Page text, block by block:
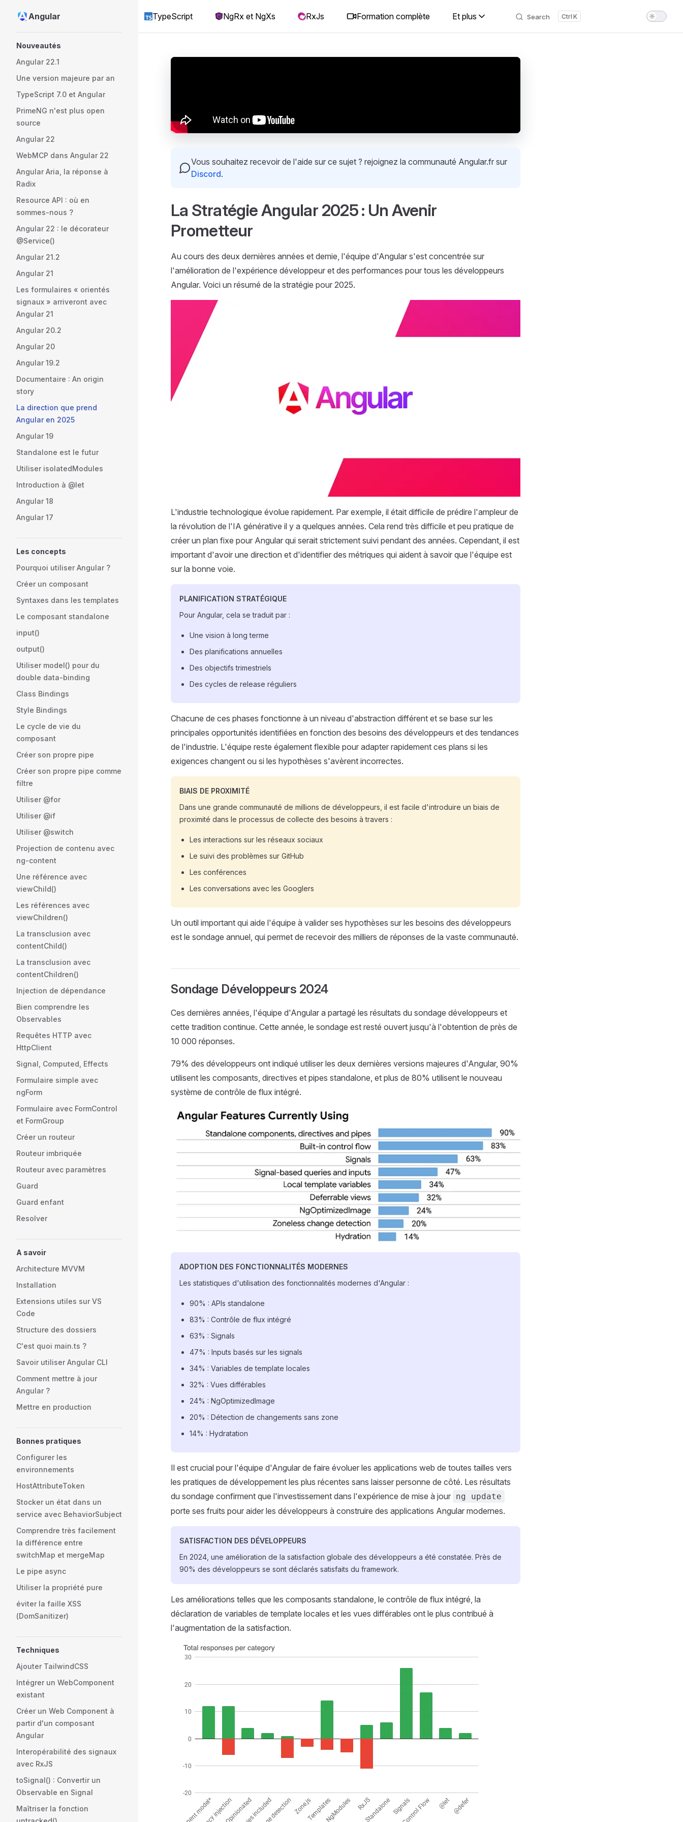
Skip to content
Angular TypeScript NgRx et NgXs RxJs Formation complète Et plus Search K
Nouveautés
Angular 22.1
Une version majeure par an
TypeScript 7.0 et Angular
PrimeNG n'est plus open
source
Angular 22
WebMCP dans Angular 22
Angular Aria, la réponse à
Radix
Resource API : où en
sommes-nous ?
Angular 22 : le décorateur
@Service()
Angular 21.2
Angular 21
Les formulaires « orientés
signaux » arriveront avec
Angular 21
Angular 20.2
Angular 20
Angular 19.2
Documentaire : An origin
story
La direction que prend
Angular en 2025
Angular 19
Standalone est le futur
Utiliser isolatedModules
Introduction à @let
Angular 18
Angular 17
Les concepts
Pourquoi utiliser Angular ?
Créer un composant
Syntaxes dans les templates
Le composant standalone
input()
output()
Utiliser model() pour du
double data-binding
Class Bindings
Style Bindings
Le cycle de vie du
composant
Créer son propre pipe
Créer son propre pipe comme
filtre
Utiliser @for
Utiliser @if
Utiliser @switch
Projection de contenu avec
ng-content
Une référence avec
viewChild()
Les références avec
viewChildren()
La transclusion avec
contentChild()
La transclusion avec
contentChildren()
Injection de dépendance
Bien comprendre les
Observables
Requêtes HTTP avec
HttpClient
Signal, Computed, Effects
Formulaire simple avec
ngForm
Formulaire avec FormControl
et FormGroup
Créer un routeur
Routeur imbriquée
Routeur avec paramètres
Guard
Guard enfant
Resolver
A savoir
Architecture MVVM
Installation
Extensions utiles sur VS
Code
Structure des dossiers
C'est quoi main.ts ?
Savoir utiliser Angular CLI
Comment mettre à jour
Angular ?
Mettre en production
Bonnes pratiques
Configurer les
environnements
HostAttributeToken
Stocker un état dans un
service avec BehaviorSubject
Comprendre très facilement
la différence entre
switchMap et mergeMap
Le pipe async
Utiliser la propriété pure
éviter la faille XSS
(DomSanitizer)
Techniques
Ajouter TailwindCSS
Intégrer un WebComponent
existant
Créer un Web Component à
partir d'un composant
Angular
Interopérabilité des signaux
avec RxJS
toSignal() : Convertir un
Observable en Signal
Maîtriser la fonction
Vous souhaitez recevoir de l'aide sur ce sujet ? rejoignez la communauté Angular.fr sur
Discord.
La Stratégie Angular 2025 : Un Avenir
Prometteur
Au cours des deux dernières années et demie, l'équipe d'Angular s'est concentrée sur
l'amélioration de l'expérience développeur et des performances pour tous les développeurs
Angular. Voici un résumé de la stratégie pour 2025.
L'industrie technologique évolue rapidement. Par exemple, il était difficile de prédire l'ampleur de
la révolution de l'IA générative il y a quelques années. Cela rend très difficile et peu pratique de
créer un plan fixe pour Angular qui serait strictement suivi pendant des années. Cependant, il est
important d'avoir une direction et d'identifier des métriques qui aident à savoir que l'équipe est
sur la bonne voie.
PLANIFICATION STRATÉGIQUE
Pour Angular, cela se traduit par :
Une vision à long terme
Des planifications annuelles
Des objectifs trimestriels
Des cycles de release réguliers
Chacune de ces phases fonctionne à un niveau d'abstraction différent et se base sur les
principales opportunités identifiées en fonction des besoins des développeurs et des tendances
de l'industrie. L'équipe reste également flexible pour adapter rapidement ces plans si les
exigences changent ou si les hypothèses s'avèrent incorrectes.
BIAIS DE PROXIMITÉ
Dans une grande communauté de millions de développeurs, il est facile d'introduire un biais de
proximité dans le processus de collecte des besoins à travers :
Les interactions sur les réseaux sociaux
Le suivi des problèmes sur GitHub
Les conférences
Les conversations avec les Googlers
Un outil important qui aide l'équipe à valider ses hypothèses sur les besoins des développeurs
est le sondage annuel, qui permet de recevoir des milliers de réponses de la vaste communauté.
Sondage Développeurs 2024
Ces dernières années, l'équipe d'Angular a partagé les résultats du sondage développeurs et
cette tradition continue. Cette année, le sondage est resté ouvert jusqu'à l'obtention de près de
10 000 réponses.
79% des développeurs ont indiqué utiliser les deux dernières versions majeures d'Angular, 90%
utilisent les composants, directives et pipes standalone, et plus de 80% utilisent le nouveau
système de contrôle de flux intégré.
ADOPTION DES FONCTIONNALITÉS MODERNES
Les statistiques d'utilisation des fonctionnalités modernes d'Angular :
90% : APIs standalone
83% : Contrôle de flux intégré
63% : Signals
47% : Inputs basés sur les signals
34% : Variables de template locales
32% : Vues différables
24% : NgOptimizedImage
20% : Détection de changements sans zone
14% : Hydratation
Il est crucial pour l'équipe d'Angular de faire évoluer les applications web de toutes tailles vers
les pratiques de développement les plus récentes sans laisser personne de côté. Les résultats
du sondage confirment que l'investissement dans l'expérience de mise à jour ng update
porte ses fruits pour aider les développeurs à construire des applications Angular modernes.
SATISFACTION DES DÉVELOPPEURS
En 2024, une amélioration de la satisfaction globale des développeurs a été constatée. Près de
90% des développeurs se sont déclarés satisfaits du framework.
Les améliorations telles que les composants standalone, le contrôle de flux intégré, la
déclaration de variables de template locales et les vues différables ont le plus contribué à
l'augmentation de la satisfaction.